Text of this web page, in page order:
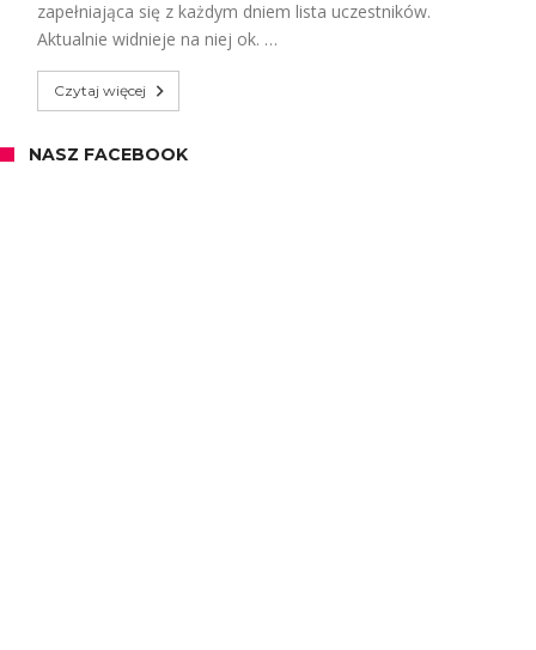
zapełniająca się z każdym dniem lista uczestników.
Aktualnie widnieje na niej ok. …
Czytaj więcej
NASZ FACEBOOK